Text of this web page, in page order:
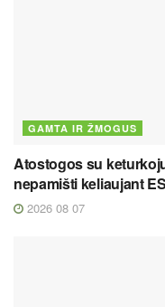
GAMTA IR ŽMOGUS
Atostogos su
nepamišti keliaujant ES
2026 08 07